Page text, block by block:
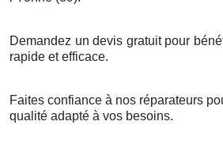
Demandez un devis gratuit pour
rapide et efficace.
Faites confiance à nos réparateurs
qualité adapté à vos besoins.